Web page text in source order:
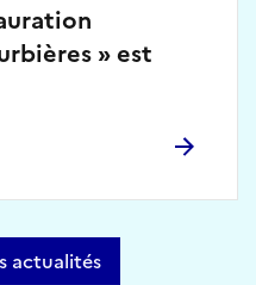
» est
actualités